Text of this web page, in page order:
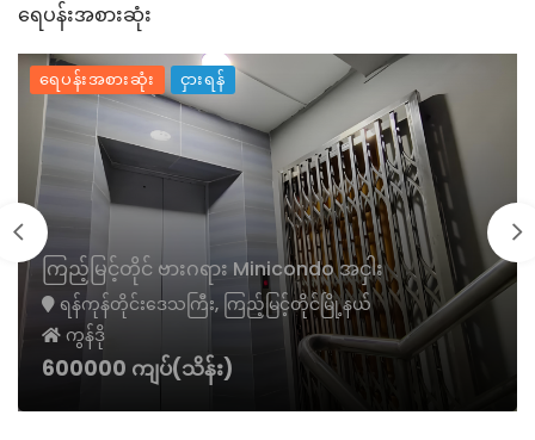
ရေပန်းအစားဆုံး
ရေပန်းအစားဆုံး ငှားရန်
ကြည့်မြင့်တိုင် ဗားဂရား Minicondo အငှါး
ရန်ကုန်တိုင်းဒေသကြီး, ကြည့်မြင့်တိုင်မြို့နယ်
ကွန်ဒို
600000 ကျပ်(သိန်း)